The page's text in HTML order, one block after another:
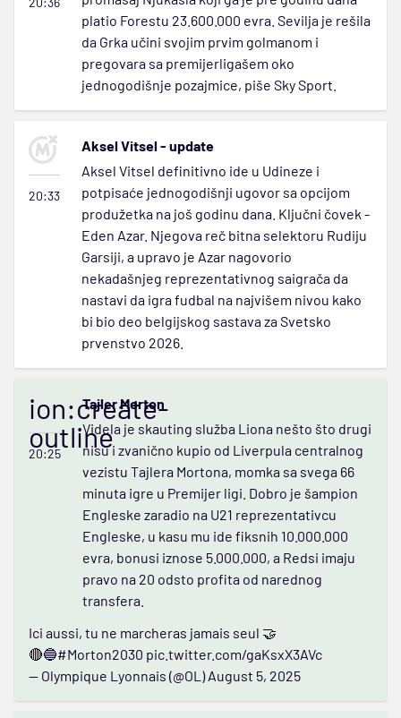
platio Forestu 23.600.000 evra. Sevilja je rešila
da Grka učini svojim prvim golmanom i
pregovara sa premijerligašem oko
jednogodišnje pozajmice, piše Sky Sport.
20:33
Aksel Vitsel - update
Aksel Vitsel definitivno ide u Udineze i
potpisaće jednogodišnji ugovor sa opcijom
produžetka na još godinu dana. Ključni čovek -
Eden Azar. Njegova reč bitna selektoru Rudiju
Garsiji, a upravo je Azar nagovorio
nekadašnjeg reprezentativnog saigrača da
nastavi da igra fudbal na najvišem nivou kako
bi bio deo belgijskog sastava za Svetsko
prvenstvo 2026.
ion:create-
outline
20:25
Tajler Morton
Videla je skauting služba Liona nešto što drugi
nisu i zvanično kupio od Liverpula centralnog
vezistu Tajlera Mortona, momka sa svega 66
minuta igre u Premijer ligi. Dobro je šampion
Engleske zaradio na U21 reprezentativcu
Engleske, u kasu mu ide fiksnih 10.000.000
evra, bonusi iznose 5.000.000, a Redsi imaju
pravo na 20 odsto profita od narednog
transfera.
Ici aussi, tu ne marcheras jamais seul 🤝
🔴🔵#Morton2030 pic.twitter.com/gaKsxX3AVc
— Olympique Lyonnais (@OL)August 5, 2025